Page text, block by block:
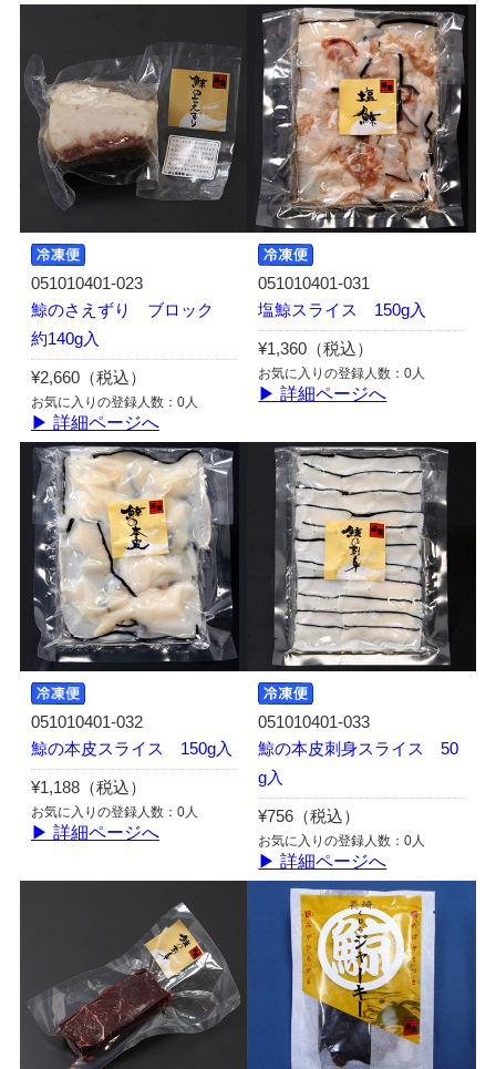
051010401-023
鯨のさえずり ブロック
約140g入
¥2,660（税込）
お気に入りの登録人数：0人
▶ 詳細ページへ
051010401-031
塩鯨スライス 150g入
¥1,360（税込）
お気に入りの登録人数：0人
▶ 詳細ページへ
051010401-032
鯨の本皮スライス 150g入
¥1,188（税込）
お気に入りの登録人数：0人
▶ 詳細ページへ
051010401-033
鯨の本皮刺身スライス 50
g入
¥756（税込）
お気に入りの登録人数：0人
▶ 詳細ページへ